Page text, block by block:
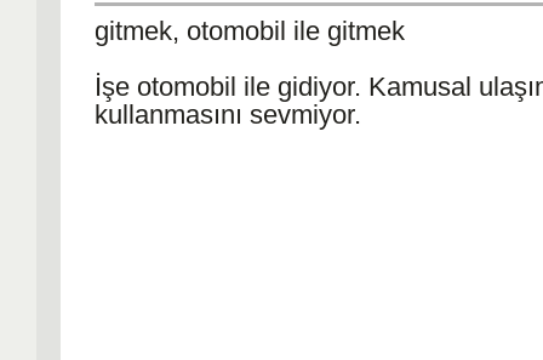
gitmek, otomobil ile gitmek
İşe otomobil ile gidiyor. Kamusal
kullanmasını sevmiyor.